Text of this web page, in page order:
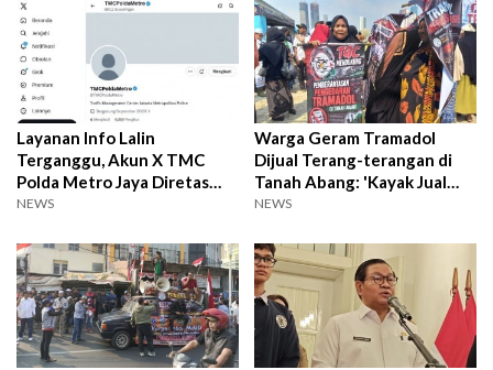
Layanan Info Lalin
Terganggu, Akun X TMC
Polda Metro Jaya Diretas
Pihak Tak Dikenal
NEWS
Warga Geram Tramadol
Dijual Terang-terangan di
Tanah Abang: 'Kayak Jual
Kacang'
NEWS